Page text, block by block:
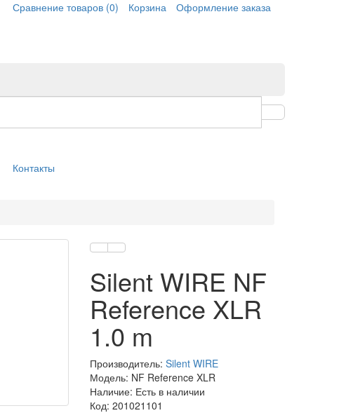
Сравнение товаров (0) Корзина Оформление заказа
Контакты
Silent WIRE NF
Reference XLR
1.0 m
Производитель:Silent WIRE
Модель: NF Reference XLR
Наличие: Есть в наличии
Код: 201021101